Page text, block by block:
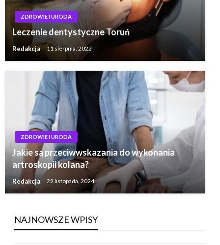
ZDROWIE I URODA
Leczenie dentystyczne Toruń
Redakcja 11 sierpnia, 2022
ZDROWIE I URODA
Jakie są przeciwwskazania do wykonania
artroskopii kolana?
Redakcja 22 listopada, 2024
NAJNOWSZE WPISY